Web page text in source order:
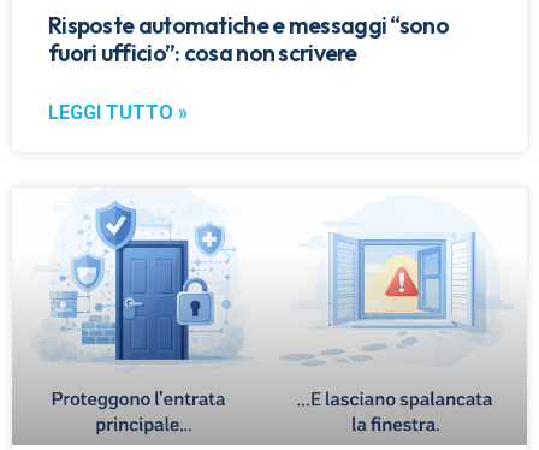
Risposte automatiche e messaggi “sono
fuori ufficio”: cosa non scrivere
LEGGI TUTTO »